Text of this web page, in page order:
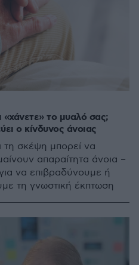
«χάνετε» το μυαλό σας;
ο κίνδυνος άνοιας
τη σκέψη μπορεί να
απαραίτητα άνοια –
να επιβραδύνουμε ή
τη γνωστική έκπτωση